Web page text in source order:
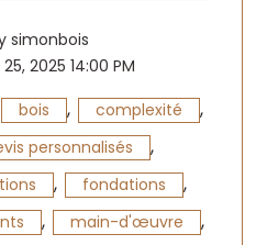
simonbois
2025 14:00 PM
bois , complexité ,
personnalisés ,
, fondations ,
, main-d'œuvre ,